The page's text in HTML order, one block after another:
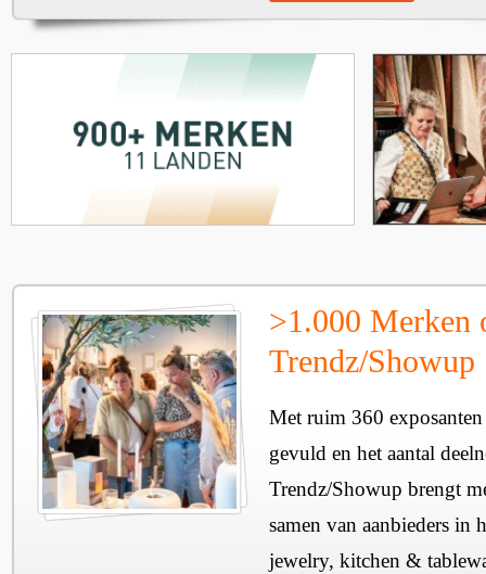
>1.000 Merken
Trendz/Showup
Met ruim 360
gevuld en het aantal
Trendz/Showup brengt
samen van aanbieders in
jewelry, kitchen &